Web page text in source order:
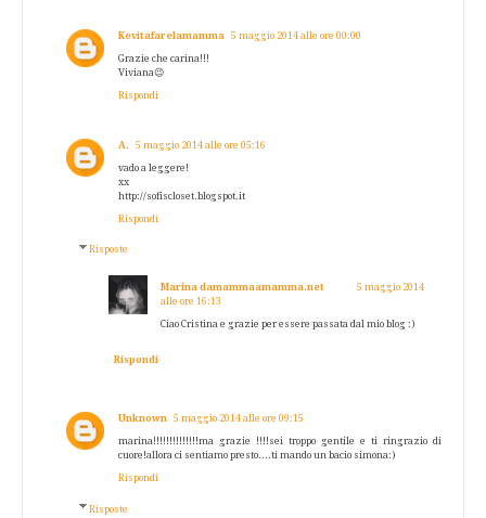
Kevitafarelamamma 5 maggio 2014 alle ore 00:00
Grazie che carina!!!
Viviana😉
Rispondi
A. 5 maggio 2014 alle ore 05:16
vado a leggere!
xx
http://sofiscloset.blogspot.it
Rispondi
Risposte
Marina damammaamamma.net
5 maggio 2014
alle ore 16:13
Ciao Cristina e grazie per essere passata dal mio blog :)
Rispondi
Unknown 5 maggio 2014 alle ore 09:15
marina!!!!!!!!!!!!!!ma grazie !!!!sei troppo gentile e ti ringrazio di
cuore!allora ci sentiamo presto....ti mando un bacio simona:)
Rispondi
Risposte